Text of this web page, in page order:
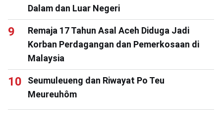
Dalam dan Luar Negeri
Remaja 17 Tahun Asal Aceh Diduga Jadi
Korban Perdagangan dan Pemerkosaan di
Malaysia
Seumuleueng dan Riwayat Po Teu
Meureuhôm